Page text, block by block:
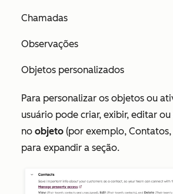
Chamadas
Observações
Objetos personalizados
Para personalizar os objetos ou
usuário pode criar, exibir, editar ou
no objeto (por exemplo, Contatos,
para expandir a seção.